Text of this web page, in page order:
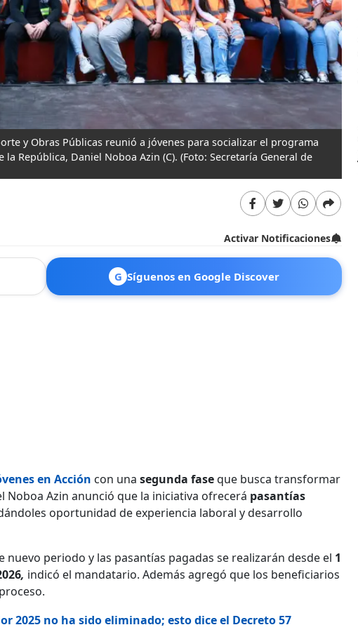
y Obras Públicas reunió a jóvenes para socializar el programa
la República, Daniel Noboa Azin (C). (Foto: Secretaría General de
Activar Notificaciones
G Síguenos en Google Discover
en Acción con una segunda faseque busca transformar
Azin anunció que la iniciativa ofrecerá pasantías
oportunidad de experiencia laboral y desarrollo
periodo y las pasantías pagadas se realizarán desde el 1
, indicó el mandatario. Además agregó que los beneficiarios
2025 no ha sido eliminado; esto dice el Decreto 57